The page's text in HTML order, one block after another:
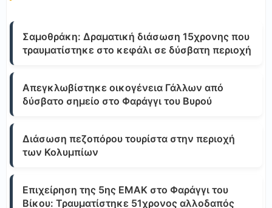
Σαμοθράκη: Δραματική διάσωση 15χρονης που
τραυματίστηκε στο κεφάλι σε δύσβατη περιοχή
Απεγκλωβίστηκε οικογένεια Γάλλων από
δύσβατο σημείο στο Φαράγγι του Βυρού
Διάσωση πεζοπόρου τουρίστα στην περιοχή
των Κολυμπίων
Επιχείρηση της 5ης ΕΜΑΚ στο Φαράγγι του
Βίκου: Τραυματίστηκε 51χρονος αλλοδαπός